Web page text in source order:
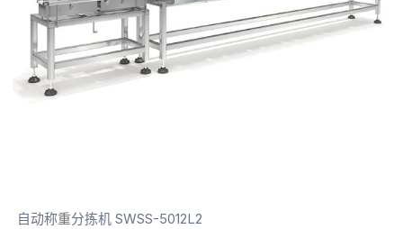
自动称重分拣机 SWSS-5012L2